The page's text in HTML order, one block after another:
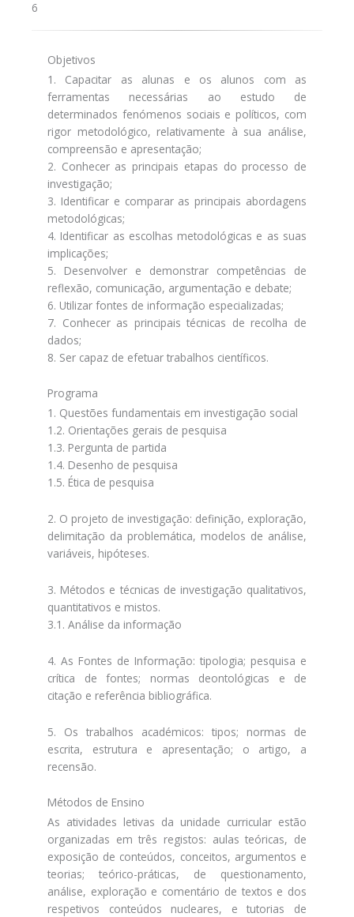
6
Objetivos
1. Capacitar as alunas e os alunos com as
ferramentas necessárias ao estudo de
determinados fenómenos sociais e políticos, com
rigor metodológico, relativamente à sua análise,
compreensão e apresentação;
2. Conhecer as principais etapas do processo de
investigação;
3. Identificar e comparar as principais abordagens
metodológicas;
4. Identificar as escolhas metodológicas e as suas
implicações;
5. Desenvolver e demonstrar competências de
reflexão, comunicação, argumentação e debate;
6. Utilizar fontes de informação especializadas;
7. Conhecer as principais técnicas de recolha de
dados;
8. Ser capaz de efetuar trabalhos científicos.
Programa
1. Questões fundamentais em investigação social
1.2. Orientações gerais de pesquisa
1.3. Pergunta de partida
1.4. Desenho de pesquisa
1.5. Ética de pesquisa
2. O projeto de investigação: definição, exploração,
delimitação da problemática, modelos de análise,
variáveis, hipóteses.
3. Métodos e técnicas de investigação qualitativos,
quantitativos e mistos.
3.1. Análise da informação
4. As Fontes de Informação: tipologia; pesquisa e
crítica de fontes; normas deontológicas e de
citação e referência bibliográfica.
5. Os trabalhos académicos: tipos; normas de
escrita, estrutura e apresentação; o artigo, a
recensão.
Métodos de Ensino
As atividades letivas da unidade curricular estão
organizadas em três registos: aulas teóricas, de
exposição de conteúdos, conceitos, argumentos e
teorias; teórico-práticas, de questionamento,
análise, exploração e comentário de textos e dos
respetivos conteúdos nucleares, e tutorias de